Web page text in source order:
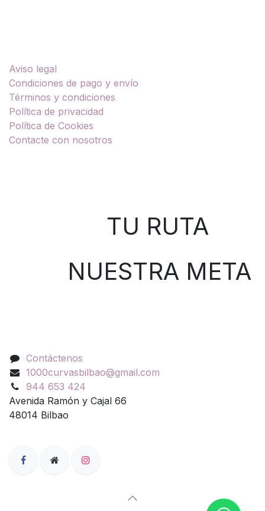
Aviso legal
Condiciones de pago y envío
Términos y condiciones
Política de privacidad
Política de Cookies
Contacte con nosotros
TU RUTA
NUESTRA META
Contáctenos
1000curvasbilbao@gmail.com
944 653 424
Avenida Ramón y Cajal 66
48014 Bilbao